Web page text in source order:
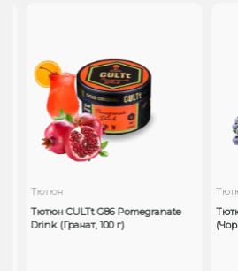
Тютюн
Тютюн CULTt G86 Pomegranate
Drink (Гранат, 100 г)